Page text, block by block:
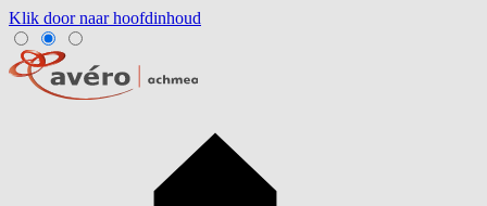
Klik door naar hoofdinhoud